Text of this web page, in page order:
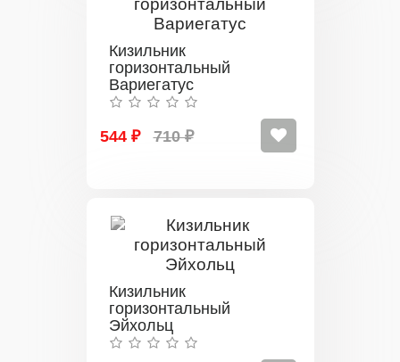
Кизильник
горизонтальный
Вариегатус
544 ₽ 710 ₽
Кизильник
горизонтальный
Эйхольц